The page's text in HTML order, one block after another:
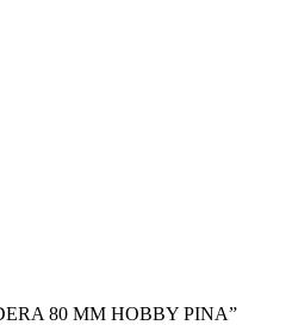
80 MM HOBBY PINA”